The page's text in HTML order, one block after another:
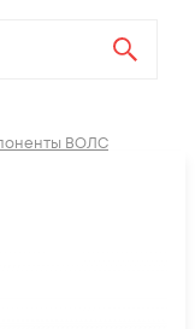
ВОЛС